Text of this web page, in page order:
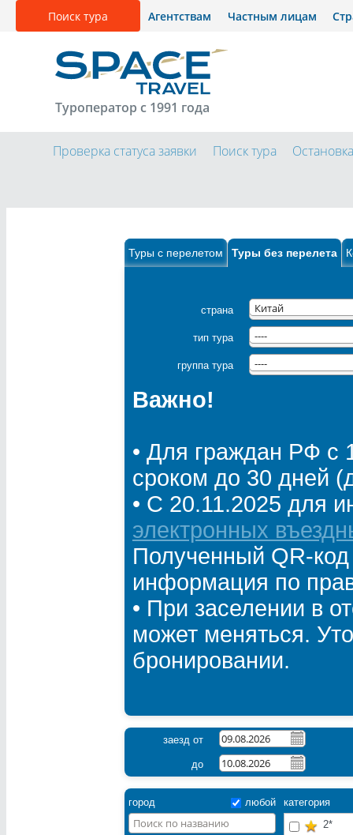
Поиск тура Агентствам Частным лицам
Туроператор с 1991 года
Проверка статуса заявки Поиск тура
Туры с перелетом Туры без перелета
страна Китай
тип тура ----
группа тура ----
Важно!
• Для граждан РФ с
сроком до 30 дней
• С 20.11.2025 для
электронных
Полученный QR-
информация по
• При заселении в
может меняться.
бронировании.
заезд от
до
город любой
категория
2*